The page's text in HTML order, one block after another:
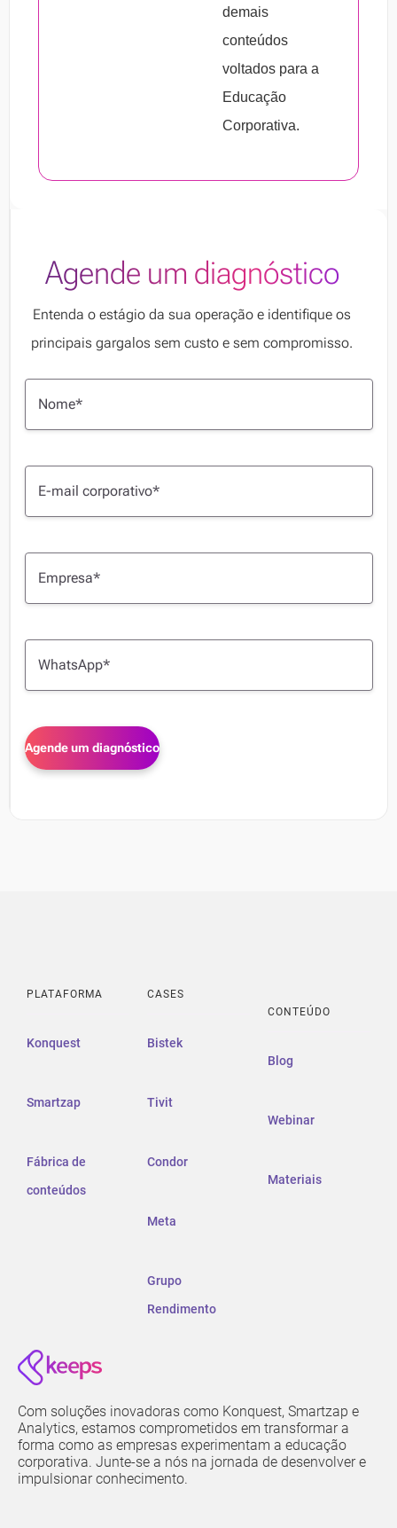
demais
conteúdos
voltados para a
Educação
Corporativa.
Agende um diagnóstico
Entenda o estágio da sua operação e identifique os
principais gargalos sem custo e sem compromisso.
PLATAFORMA
Konquest
Smartzap
Fábrica de
conteúdos
CASES
Bistek
Tivit
Condor
Meta
Grupo
Rendimento
CONTEÚDO
Blog
Webinar
Materiais
Com soluções inovadoras como Konquest, Smartzap e
Analytics, estamos comprometidos em transformar a
forma como as empresas experimentam a educação
corporativa. Junte-se a nós na jornada de desenvolver e
impulsionar conhecimento.